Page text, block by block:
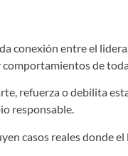
conexión entre el
de
refuerza o debilita
responsable.
casos reales donde